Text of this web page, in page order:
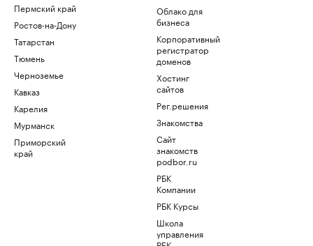
Пермский край
Ростов-на-Дону
Татарстан
Тюмень
Черноземье
Кавказ
Карелия
Мурманск
Приморский
край
Облако для
бизнеса
Корпоративный
регистратор
доменов
Хостинг
сайтов
Рег.решения
Знакомства
Сайт
знакомств
podbor.ru
РБК
Компании
РБК Курсы
Школа
управления